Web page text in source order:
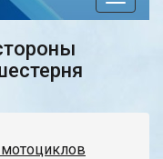
мотоциклов